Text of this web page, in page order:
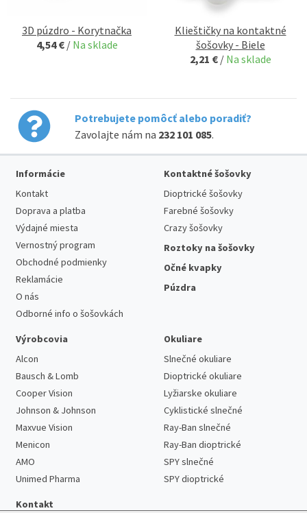
3D púzdro - Korytnačka
4,54 € / Na sklade
Klieštičky na kontaktné
šošovky - Biele
2,21 € / Na sklade
Potrebujete pomôcť alebo poradiť?
Zavolajte nám na 232 101 085.
Informácie
Kontakt
Doprava a platba
Výdajné miesta
Vernostný program
Obchodné podmienky
Reklamácie
O nás
Odborné info o šošovkách
Kontaktné šošovky
Dioptrické šošovky
Farebné šošovky
Crazy šošovky
Roztoky na šošovky
Očné kvapky
Púzdra
Výrobcovia
Alcon
Bausch & Lomb
Cooper Vision
Johnson & Johnson
Maxvue Vision
Menicon
AMO
Unimed Pharma
Okuliare
Slnečné okuliare
Dioptrické okuliare
Lyžiarske okuliare
Cyklistické slnečné
Ray-Ban slnečné
Ray-Ban dioptrické
SPY slnečné
SPY dioptrické
Kontakt